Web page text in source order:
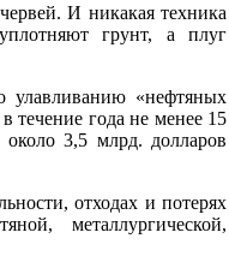
И никакая техника
грунт, а плуг
улавливанию «нефтяных
течение года не менее 15
3,5 млрд. долларов
отходах и потерях
металлургической,